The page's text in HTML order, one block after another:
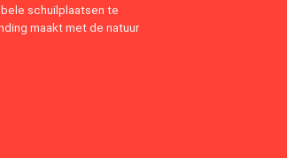
schuilplaatsen te
maakt met de natuur